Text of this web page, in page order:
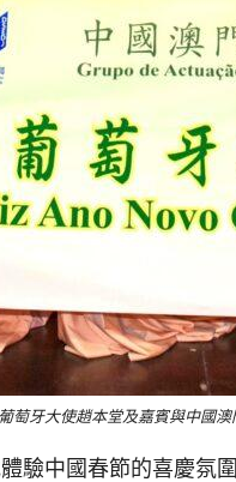
萄牙大使趙本堂及嘉賓與中國
驗中國春節的喜慶